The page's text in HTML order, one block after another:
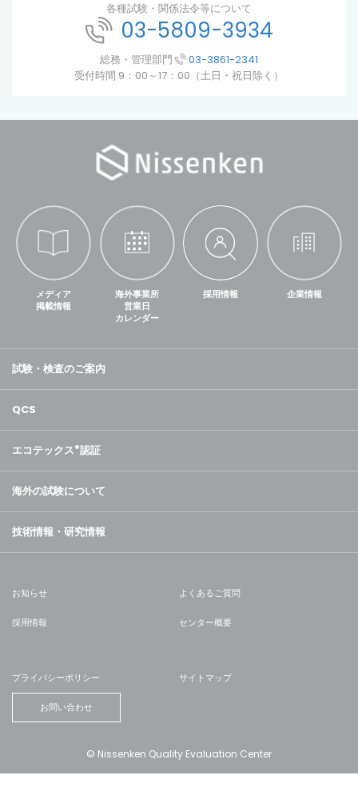
各種試験・関係法令等について
03-5809-3934
総務・管理部門
03-3861-2341
受付時間 9：00～17：00（土日・祝日除く）
メディア
掲載情報
海外事業所
営業日
カレンダー
採用情報 企業情報
試験・検査のご案内
QCS
エコテックス®認証
海外の試験について
技術情報・研究情報
お知らせ よくあるご質問
採用情報 センター概要
プライバシーポリシー サイトマップ
お問い合わせ
© Nissenken Quality Evaluation Center